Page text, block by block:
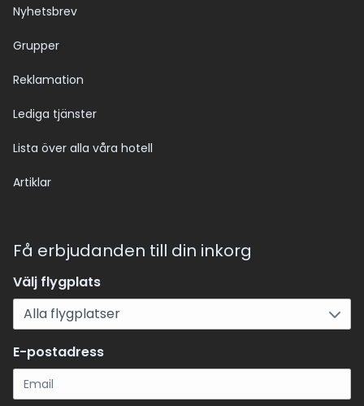
Nyhetsbrev
Grupper
Reklamation
Lediga tjänster
Lista över alla våra hotell
Artiklar
Få erbjudanden till din inkorg
Välj flygplats
E-postadress